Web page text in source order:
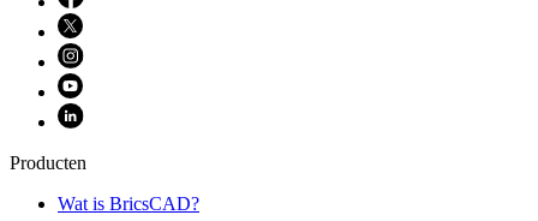
Producten
Wat is BricsCAD?